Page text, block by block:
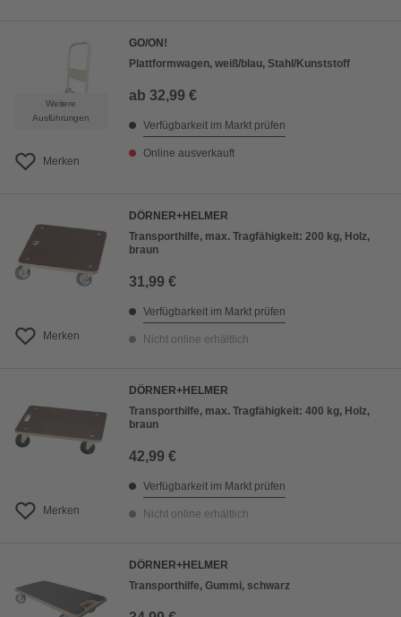
Weitere
Ausführungen
Merken
GO/ON!
Plattformwagen, weiß/blau, Stahl/Kunststoff
ab 32,99 €
Verfügbarkeit im Markt prüfen
Online ausverkauft
Merken
DÖRNER+HELMER
Transporthilfe, max. Tragfähigkeit: 200 kg, Holz,
braun
31,99 €
Verfügbarkeit im Markt prüfen
Nicht online erhältlich
Merken
DÖRNER+HELMER
Transporthilfe, max. Tragfähigkeit: 400 kg, Holz,
braun
42,99 €
Verfügbarkeit im Markt prüfen
Nicht online erhältlich
DÖRNER+HELMER
Transporthilfe, Gummi, schwarz